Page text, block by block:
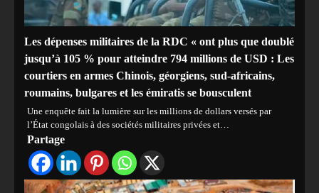
Les dépenses militaires de la RDC « ont plus que doublé
jusqu’à 105 % pour atteindre 794 millions de USD : Les
courtiers en armes Chinois, géorgiens, sud-africains,
roumains, bulgares et les émiratis se bousculent
Une enquête fait la lumière sur les millions de dollars versés par
l’État congolais à des sociétés militaires privées et…
Partage